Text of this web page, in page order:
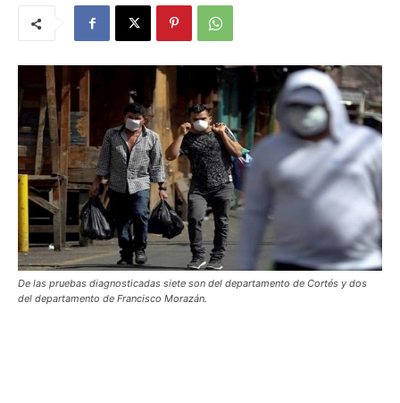
De las pruebas diagnosticadas siete son del departamento de Cortés y dos
del departamento de Francisco Morazán.